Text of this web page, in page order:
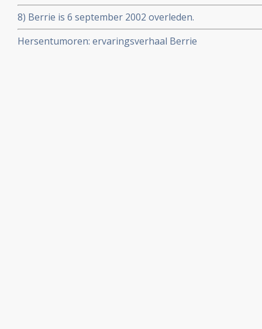
8) Berrie is 6 september 2002 overleden.
Hersentumoren: ervaringsverhaal Berrie